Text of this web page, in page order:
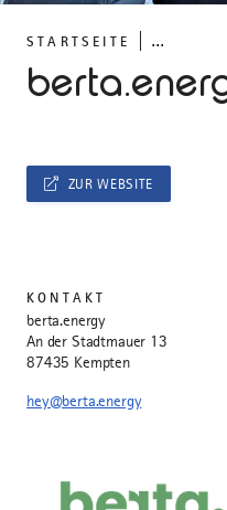
STARTSEITE ...
ZUR WEBSITE
KONTAKT
berta.energy
An der Stadtmauer 13
87435 Kempten
hey@berta.energy